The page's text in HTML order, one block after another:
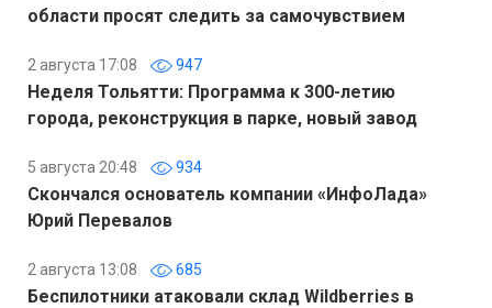
области просят следить за самочувствием
2 августа 17:08 947
Неделя Тольятти: Программа к 300-летию
города, реконструкция в парке, новый завод
5 августа 20:48 934
Скончался основатель компании «ИнфоЛада»
Юрий Перевалов
2 августа 13:08 685
Беспилотники атаковали склад Wildberries в